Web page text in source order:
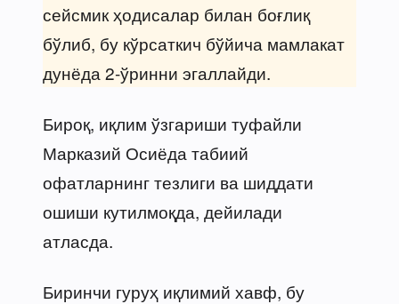
сейсмик ҳодисалар билан боғлиқ
бўлиб, бу кўрсаткич бўйича мамлакат
дунёда 2-ўринни эгаллайди.
Бироқ, иқлим ўзгариши туфайли
Марказий Осиёда табиий
офатларнинг тезлиги ва шиддати
ошиши кутилмоқда, дейилади
атласда.
Биринчи гуруҳ иқлимий хавф, бу